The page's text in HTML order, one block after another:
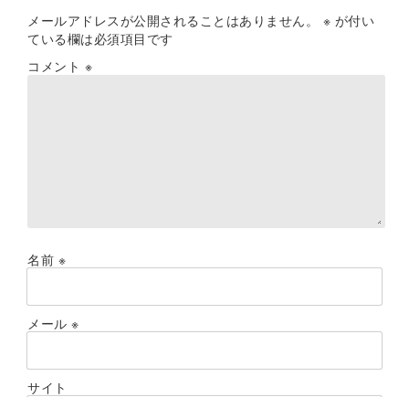
メールアドレスが公開されることはありません。 ※ が付い
ている欄は必須項目です
コメント ※
名前 ※
メール ※
サイト